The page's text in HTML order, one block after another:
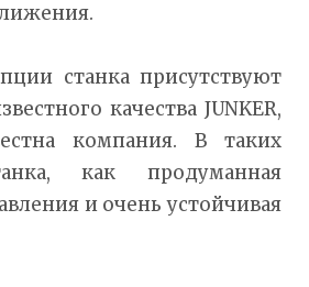
станка присутствуют
качества JUNKER,
компания. В таких
как продуманная
и очень устойчивая